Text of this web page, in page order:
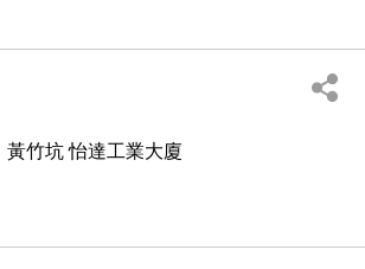
黃竹坑 怡達工業大廈